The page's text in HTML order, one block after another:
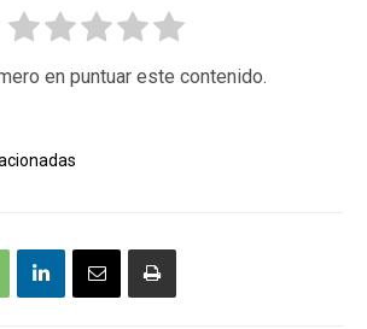
en puntuar este contenido.